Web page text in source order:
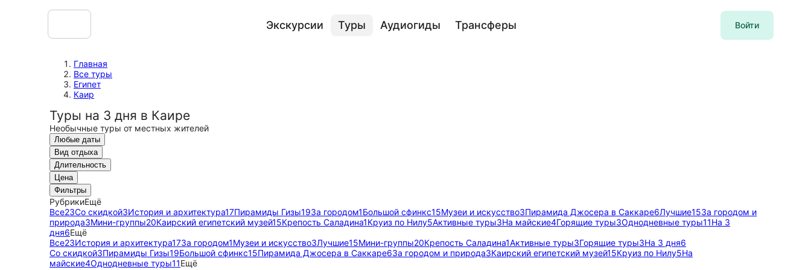
Экскурсии Туры Аудиогиды Трансферы Войти
Главная
Все туры
Египет
Каир
Туры на 3 дня в Каире
Необычные туры от местных жителей
Любые даты
Вид отдыха
Длительность
Цена
Фильтры
РубрикиЕщё
Все23Со скидкой3История и архитектура17Пирамиды Гизы19За городом1Большой сфинкс15Музеи и искусство3Пирамида Джосера в Саккаре6Лучшие15За городом и
природа3Мини-группы20Каирский египетский музей15Крепость Саладина1Круиз по Нилу5Активные туры3На майские4Горящие туры3Однодневные туры11На 3
дня6Ещё
Все23История и архитектура17За городом1Музеи и искусство3Лучшие15Мини-группы20Крепость Саладина1Активные туры3Горящие туры3На 3 дня6
Со скидкой3Пирамиды Гизы19Большой сфинкс15Пирамида Джосера в Саккаре6За городом и природа3Каирский египетский музей15Круиз по Нилу5На
майские4Однодневные туры11Ещё